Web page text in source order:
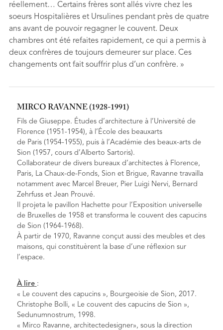
réellement… Certains frères sont allés vivre chez les
soeurs Hospitalières et Ursulines pendant près de quatre
ans avant de pouvoir regagner le couvent. Deux
chambres ont été refaites rapidement, ce qui a permis à
deux confrères de toujours demeurer sur place. Ces
changements ont fait souffrir plus d’un confrère. »
MIRCO RAVANNE (1928-1991)
Fils de Giuseppe. Études d’architecture à l’Université de
Florence (1951-1954), à l’École des beauxarts
de Paris (1954-1955), puis à l’Académie des beaux-arts de
Sion (1957, cours d’Alberto Sartoris).
Collaborateur de divers bureaux d’architectes à Florence,
Paris, La Chaux-de-Fonds, Sion et Brigue, Ravanne travailla
notamment avec Marcel Breuer, Pier Luigi Nervi, Bernard
Zehrfuss et Jean Prouvé.
Il projeta le pavillon Hachette pour l’Exposition universelle
de Bruxelles de 1958 et transforma le couvent des capucins
de Sion (1964-1968).
À partir de 1970, Ravanne conçut aussi des meubles et des
maisons, qui constituèrent la base d’une réflexion sur
l’espace.
À lire :
« Le couvent des capucins », Bourgeoisie de Sion, 2017.
Christophe Bolli, « Le couvent des capucins de Sion »,
Sedunumnostrum, 1998.
« Mirco Ravanne, architectedesigner», sous la direction